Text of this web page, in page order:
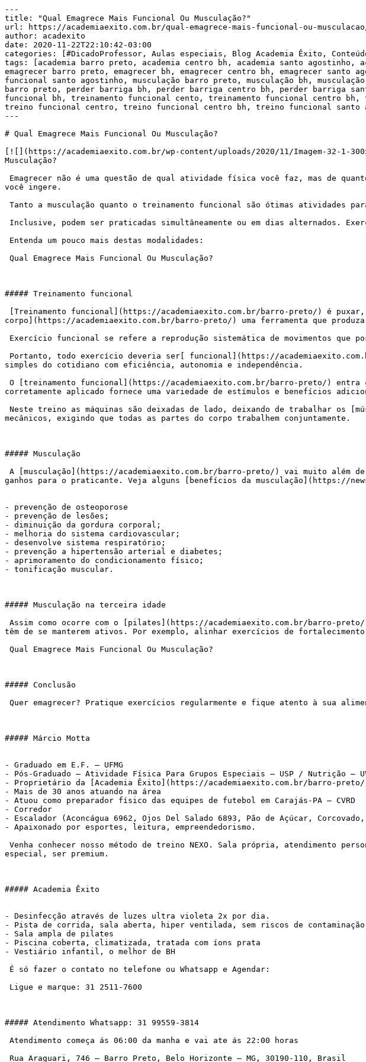
---
title: "Qual Emagrece Mais Funcional Ou Musculação?"
url: https://academiaexito.com.br/qual-emagrece-mais-funcional-ou-
author: acadexito
date: 2020-11-22T22:10:42-03:00
categories: [#DicadoProfessor, Aulas especiais, Blog Academia Êxito,
tags: [academia barro preto, academia centro bh, academia santo agostinho,
emagrecer barro preto, emagrecer bh, emagrecer centro bh, emagrecer
funcional santo agostinho, musculação barro preto, musculação bh,
barro preto, perder barriga bh, perder barriga centro bh, perder barriga
funcional bh, treinamento funcional cento, treinamento funcional centro
treino funcional centro, treino funcional centro bh, treino funcional santo
---
# Qual Emagrece Mais Funcional Ou Musculação?
[![](https://academiaexito.com.br/wp-content/uploads/2020/11/Imagem-32-1-
Musculação?
você ingere.
##### Treinamento funcional
corpo](https://academiaexito.com.br/barro-preto/) uma ferramenta que
simples do cotidiano com eficiência, autonomia e independência.
corretamente aplicado fornece uma variedade de estímulos e benefícios
mecânicos, exigindo que todas as partes do corpo trabalhem conjuntamente.
##### Musculação
ganhos para o praticante. Veja alguns [benefícios da musculação](https://
- prevenção de osteoporose
- prevenção de lesões;
- diminuição da gordura corporal;
- melhoria do sistema cardiovascular;
- desenvolve sistema respiratório;
- prevenção a hipertensão arterial e diabetes;
- aprimoramento do condicionamento físico;
- tonificação muscular.
##### Musculação na terceira idade
têm de se manterem ativos. Por exemplo, alinhar exercícios de
##### Conclusão
##### Márcio Motta
- Graduado em E.F. – UFMG
- Pós-Graduado – Atividade Física Para Grupos Especiais – USP / Nutrição
- Proprietário da [Academia Êxito](https://academiaexito.com.br/barro-preto/
- Mais de 30 anos atuando na área
- Atuou como preparador físico das equipes de futebol em Carajás-PA – CVRD
- Corredor
- Escalador (Aconcágua 6962, Ojos Del Salado 6893, Pão de Açúcar, Corcovado,
- Apaixonado por esportes, leitura, empreendedorismo.
especial, ser premium.
##### Academia Êxito
- Desinfecção através de luzes ultra violeta 2x por dia.
- Pista de corrida, sala aberta, hiper ventilada, sem riscos de
- Sala ampla de pilates
- Piscina coberta, climatizada, tratada com íons prata
- Vestiário infantil, o melhor de BH
##### Atendimento Whatsapp: 31 99559-3814
Rua Araguari, 746 – Barro Preto, Belo Horizonte – MG, 30190-110, Brasil